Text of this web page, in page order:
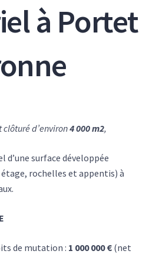
à Portet
d’environ4 000 m2,
surface développée
rochelles et appentis) à
de mutation : 1 000 000 € (net